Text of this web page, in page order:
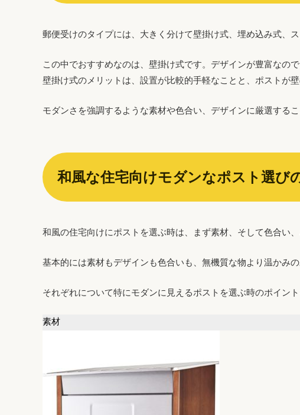
郵便受けのタイプには、大きく分けて壁掛け式、埋め込み式、
この中でおすすめなのは、壁掛け式です。デザインが豊富なの
壁掛け式のメリットは、設置が比較的手軽なことと、ポストが
モダンさを強調するような素材や色合い、デザインに厳選する
和風な住宅向けモダンなポスト選び
和風の住宅向けにポストを選ぶ時は、まず素材、そして色合い
基本的には素材もデザインも色合いも、無機質な物より温かみ
それぞれについて特にモダンに見えるポストを選ぶ時のポイント
素材